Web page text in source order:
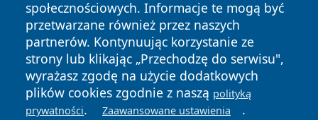
społecznościowych. Informacje te mogą być
przetwarzane również przez naszych
partnerów. Kontynuując korzystanie ze
strony lub klikając „Przechodzę do serwisu",
wyrażasz zgodę na użycie dodatkowych
plików cookies zgodnie z naszą polityką
prywatności. Zaawansowane ustawienia .
Copyright © 2026 portalzory.pl Wszystkie prawa zastrzeżone.
News Autorzy
Polityka
Prywatności
Polityka
Cookies